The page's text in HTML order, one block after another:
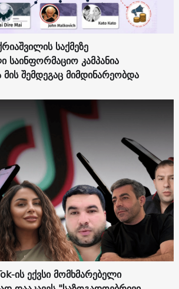
საქმეზე
კამპანია
შემდეგაც მიმდინარეობდა
ის ექვსი მომხმარებელი